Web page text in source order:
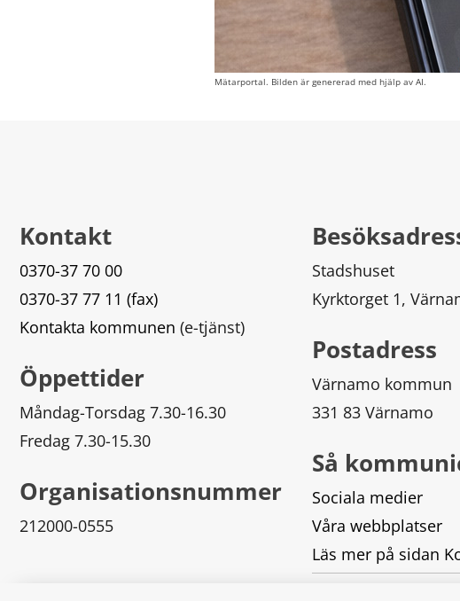
Mätarportal. Bilden är genererad med hjälp av AI.
Kontakt
0370-37 70 00
0370-37 77 11 (fax)
Kontakta kommunen (e-tjänst)
Öppettider
Måndag-Torsdag 7.30-16.30
Fredag 7.30-15.30
Organisationsnummer
212000-0555
Stadshuset
Kyrktorget 1,
Postadress
Värnamo kommun
331 83 Värnamo
Så
Sociala medier
Våra webbplatser
Läs mer på sidan